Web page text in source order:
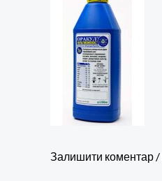
Залишити коментар /